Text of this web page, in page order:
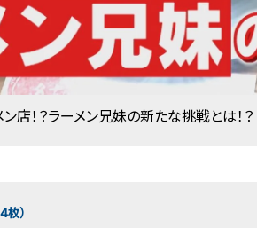
店！？ラーメン兄妹の新たな挑戦とは！？
枚）